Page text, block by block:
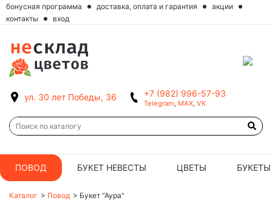
бонусная программа доставка, оплата и гарантия
акции
контакты
вход
ул. 30 лет Победы, 36 +7 (982) 996-57-93
Telegram, MAX, VK
ПОВОД БУКЕТ НЕВЕСТЫ ЦВЕТЫ БУКЕТЫ
Каталог > Повод > Букет "Аура"